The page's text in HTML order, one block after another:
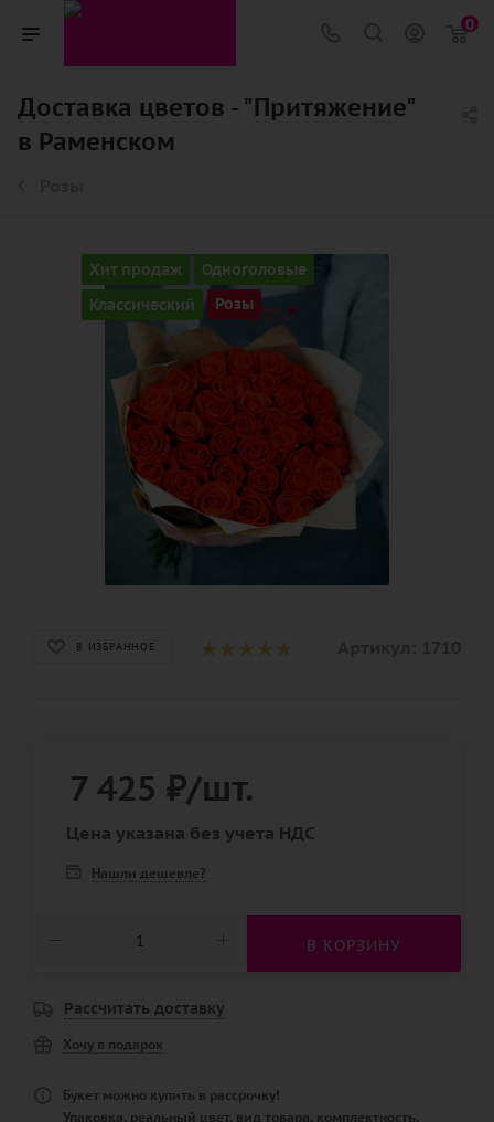
0
Доставка цветов - "Притяжение"
в Раменском
Хит продаж
Одноголовые
Классический
Розы
В ИЗБРАННОЕ
7 425 ₽/шт.
Цена указана без учета НДС
Нашли дешевле?
В КОРЗИНУ
Рассчитать доставку
Хочу в подарок
Букет можно купить в рассрочку!
Упаковка, реальный цвет, вид товара, комплектность,